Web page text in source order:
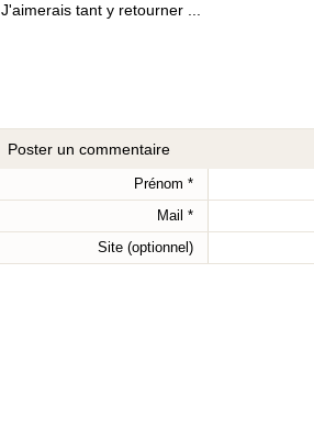
J'aimerais tant y retourner ...
Poster un commentaire
Prénom *
Mail *
Site (optionnel)